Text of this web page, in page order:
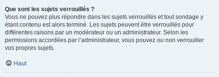
Que sont les sujets verrouillés ?
Vous ne pouvez plus répondre dans les sujets verrouillés et tout sondage y
étant contenu est alors terminé. Les sujets peuvent être verrouillés pour
différentes raisons par un modérateur ou un administrateur. Selon les
permissions accordées par l’administrateur, vous pouvez ou non verrouiller
vos propres sujets.
Haut